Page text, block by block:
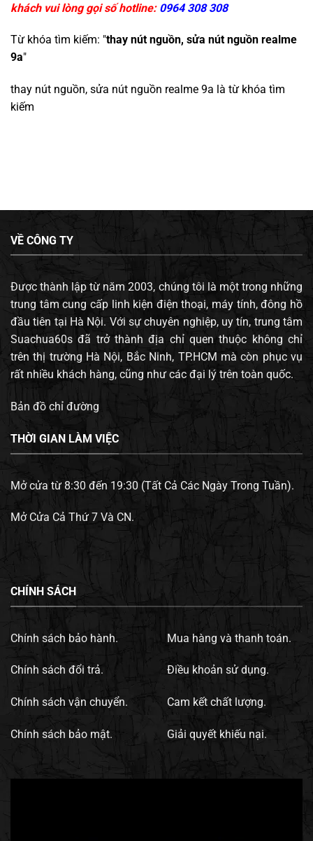
khách vui lòng gọi số hotline: 0964 308 308
Từ khóa tìm kiếm: "thay nút nguồn, sửa nút nguồn realme
9a"
thay nút nguồn, sửa nút nguồn realme 9a là từ khóa tìm
kiếm
VỀ CÔNG TY
Được thành lập từ năm 2003, chúng tôi là một trong những
trung tâm cung cấp linh kiện điện thoại, máy tính, đông hồ
đầu tiên tại Hà Nội. Với sự chuyên nghiệp, uy tín, trung tâm
Suachua60s đã trở thành địa chỉ quen thuộc không chỉ
trên thị trường Hà Nội, Bắc Ninh, TP.HCM mà còn phục vụ
rất nhiều khách hàng, cũng như các đại lý trên toàn quốc.
Bản đồ chỉ đường
THỜI GIAN LÀM VIỆC
Mở cửa từ 8:30 đến 19:30 (Tất Cả Các Ngày Trong Tuần).
Mở Cửa Cả Thứ 7 Và CN.
CHÍNH SÁCH
Chính sách bảo hành.
Chính sách đổi trả.
Chính sách vận chuyển.
Chính sách bảo mật.
Mua hàng và thanh toán.
Điều khoản sử dụng.
Cam kết chất lượng.
Giải quyết khiếu nại.